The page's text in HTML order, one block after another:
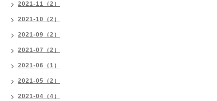
2021-11（2）
2021-10（2）
2021-09（2）
2021-07（2）
2021-06（1）
2021-05（2）
2021-04（4）